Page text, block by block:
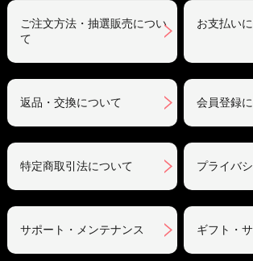
ご注文方法・抽選販売につい
て
お支払い
返品・交換について 会員登録
特定商取引法について プライバ
サポート・メンテナンス ギフト・